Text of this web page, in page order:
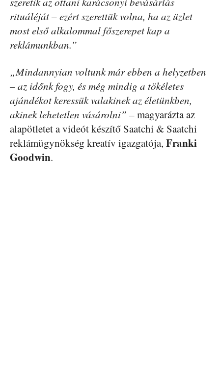
rituáléját – ezért szerettük volna, ha az üzlet
most első alkalommal főszerepet kap a
reklámunkban.”
„Mindannyian voltunk már ebben a helyzetben
– az időnk fogy, és még mindig a tökéletes
ajándékot keressük valakinek az életünkben,
akinek lehetetlen vásárolni” – magyarázta az
alapötletet a videót készítő Saatchi & Saatchi
reklámügynökség kreatív igazgatója, Franki
Goodwin.